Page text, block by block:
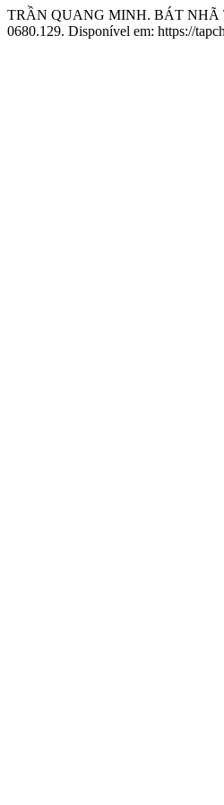
TRẦN QUANG MINH. BÁT
0680.129. Disponível em: https://